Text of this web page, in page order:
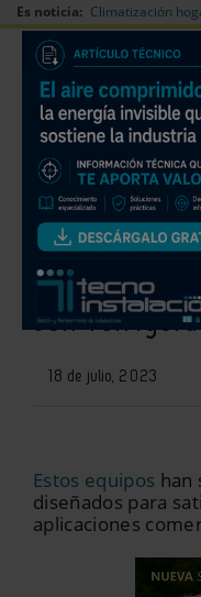
Es noticia: Climatización
Redes Sociales
Descubre
reversibles
con
18 de julio, 2023
Estos equipos han
diseñados para
aplicaciones